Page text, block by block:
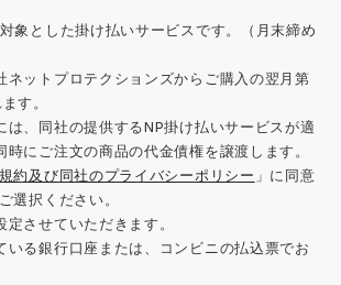
象とした掛け払いサービスです。（月末締め
ネットプロテクションズからご購入の翌月第
す。
は、同社の提供するNP掛け払いサービスが適
時にご注文の商品の代金債権を譲渡します。
約及び同社のプライバシーポリシー 」に同意
選択ください。
させていただきます。
いる銀行口座または、コンビニの払込票でお